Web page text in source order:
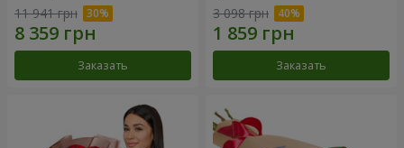
11 941 грн
Заказать
3 098 грн
Заказать